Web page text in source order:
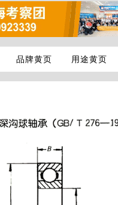
品牌黄页 用途黄页